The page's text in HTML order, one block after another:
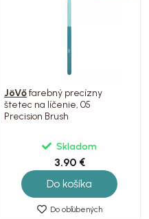
JöVőfarebný precízny
štetec na líčenie, 05
Precision Brush
Skladom
3.90 €
Do košíka
Do obľúbených